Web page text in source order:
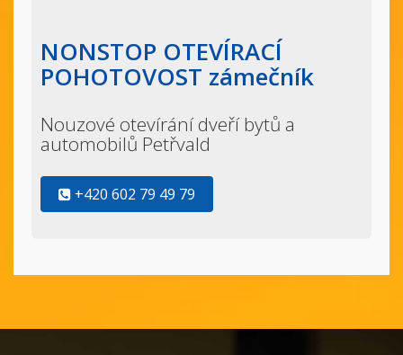
NONSTOP OTEVÍRACÍ
POHOTOVOST zámečník
Nouzové otevírání dveří bytů a
automobilů Petřvald
+420 602 79 49 79